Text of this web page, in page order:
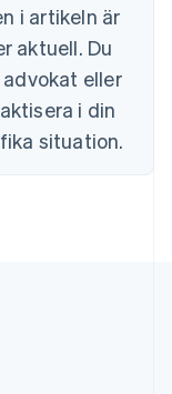
i artikeln är
aktuell. Du
eller
i din
situation.